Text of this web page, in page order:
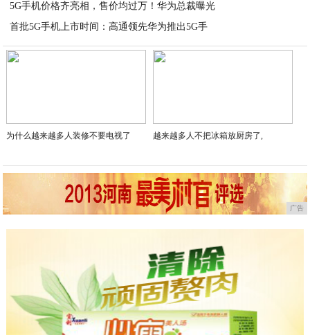
5G手机价格齐亮相，售价均过万！华为总裁曝光
首批5G手机上市时间：高通领先华为推出5G手
2020-11-26
为什么越来越多人装修不要电视了 越来越多人不把冰箱放厨房了,
广告